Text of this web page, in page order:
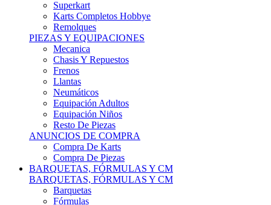
Superkart
Karts Completos Hobbye
Remolques
PIEZAS Y EQUIPACIONES
Mecanica
Chasis Y Repuestos
Frenos
Llantas
Neumáticos
Equipación Adultos
Equipación Niños
Resto De Piezas
ANUNCIOS DE COMPRA
Compra De Karts
Compra De Piezas
BARQUETAS, FÓRMULAS Y CM
BARQUETAS, FÓRMULAS Y CM
Barquetas
Fórmulas